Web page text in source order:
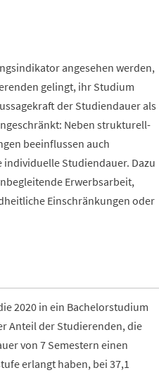
angesehen werden,
gelingt, ihr Studium
der Studiendauer als
Neben strukturell-
beeinflussen auch
Studiendauer. Dazu
Erwerbsarbeit,
Einschränkungen oder
2020 in ein Bachelorstudium
Anteil der Studierenden, die
von 7 Semestern einen
erlangt haben, bei 37,1